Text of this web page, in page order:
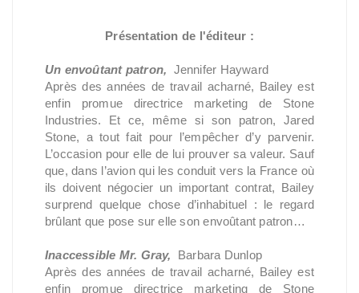
Présentation de l'éditeur :
Un envoûtant patron, Jennifer Hayward
Après des années de travail acharné, Bailey est
enfin promue directrice marketing de Stone
Industries. Et ce, même si son patron, Jared
Stone, a tout fait pour l’empêcher d’y parvenir.
L’occasion pour elle de lui prouver sa valeur. Sauf
que, dans l’avion qui les conduit vers la France où
ils doivent négocier un important contrat, Bailey
surprend quelque chose d’inhabituel : le regard
brûlant que pose sur elle son envoûtant patron…
Inaccessible Mr. Gray,
Barbara Dunlop
Après des années de travail acharné, Bailey est
enfin promue directrice marketing de Stone